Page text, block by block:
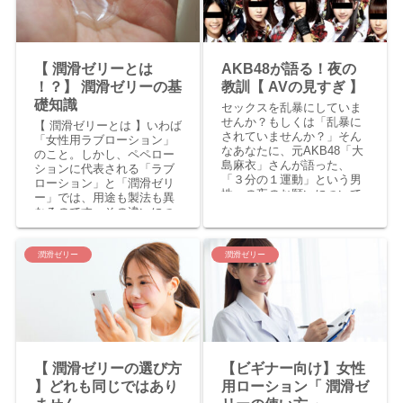
【 潤滑ゼリーとは
！？】 潤滑ゼリーの基
礎知識
【 潤滑ゼリーとは 】いわば
「女性用ラブローション」
のこと。しかし、ペペロー
ションに代表される「ラブ
ローション」と「潤滑ゼリ
ー」では、用途も製法も異
なるのです。その違いにつ
いて詳しく＆わかりやすく
解説いたします！【性交
痛・膣トレ・セックスが痛
AKB48が語る！夜の
教訓【 AVの見すぎ 】
セックスを乱暴にしていま
せんか？もしくは「乱暴に
されていませんか？」そん
なあなたに、元AKB48「大
島麻衣」さんが語った、
「３分の１運動」という男
性への夜のお願いについて
ロが徹底解説します！ AVの
見すぎ による男性の性暴力
「ガシマン」を絶対に許し
ません！
潤滑ゼリー
【 潤滑ゼリーの選び方
】どれも同じではあり
潤滑ゼリー
【ビギナー向け】女性
用ローション「 潤滑ゼ